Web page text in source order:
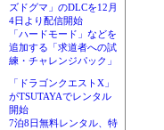
ズドグマ」のDLCを12月
4日より配信開始
「ハードモード」などを
追加する「求道者への試
練・チャレンジパック」
「ドラゴンクエストX」
がTSUTAYAでレンタル
開始
7泊8日無料レンタル、特